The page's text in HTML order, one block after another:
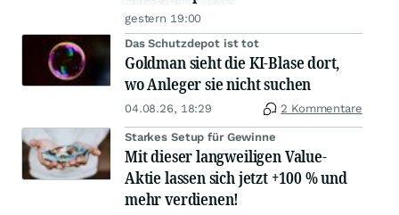
gestern 19:00
Das Schutzdepot ist tot
Goldman sieht die KI-Blase dort,
wo Anleger sie nicht suchen
04.08.26, 18:29 2 Kommentare
Starkes Setup für Gewinne
Mit dieser langweiligen Value-
Aktie lassen sich jetzt +100 % und
mehr verdienen!